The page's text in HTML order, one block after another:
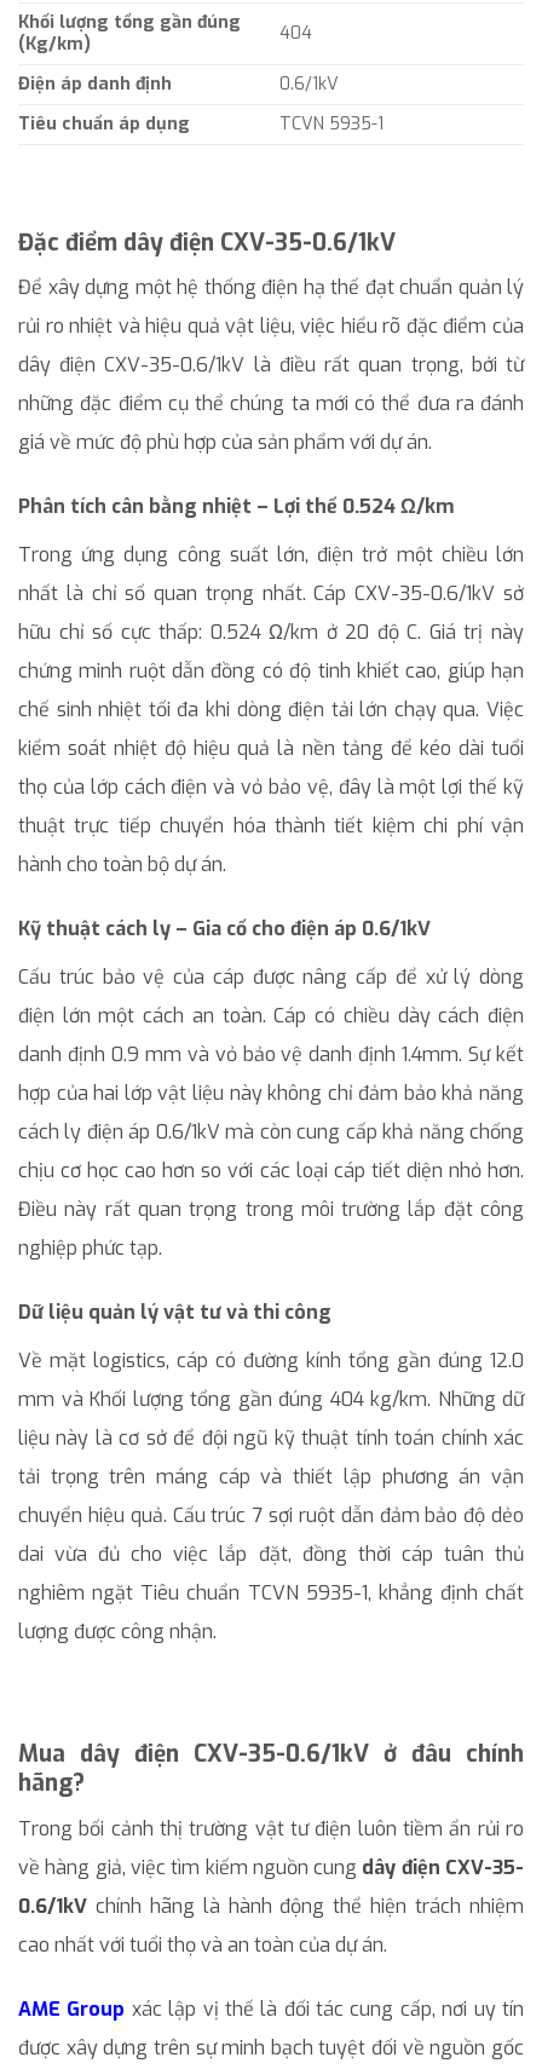
Khối lượng tổng gần đúng
(Kg/km)
404
Điện áp danh định
0.6/1kV
Tiêu chuẩn áp dụng
TCVN 5935-1
Đặc điểm dây điện CXV-35-0.6/1kV
Để xây dựng một hệ thống điện hạ thế đạt chuẩn quản lý
rủi ro nhiệt và hiệu quả vật liệu, việc hiểu rõ đặc điểm của
dây điện CXV-35-0.6/1kV là điều rất quan trọng, bởi từ
những đặc điểm cụ thể chúng ta mới có thể đưa ra đánh
giá về mức độ phù hợp của sản phẩm với dự án.
Phân tích cân bằng nhiệt – Lợi thế 0.524 Ω/km
Trong ứng dụng công suất lớn, điện trở một chiều lớn
nhất là chỉ số quan trọng nhất. Cáp CXV-35-0.6/1kV sở
hữu chỉ số cực thấp: 0.524 Ω/km ở 20 độ C. Giá trị này
chứng minh ruột dẫn đồng có độ tinh khiết cao, giúp hạn
chế sinh nhiệt tối đa khi dòng điện tải lớn chạy qua. Việc
kiểm soát nhiệt độ hiệu quả là nền tảng để kéo dài tuổi
thọ của lớp cách điện và vỏ bảo vệ, đây là một lợi thế kỹ
thuật trực tiếp chuyển hóa thành tiết kiệm chi phí vận
hành cho toàn bộ dự án.
Kỹ thuật cách ly – Gia cố cho điện áp 0.6/1kV
Cấu trúc bảo vệ của cáp được nâng cấp để xử lý dòng
điện lớn một cách an toàn. Cáp có chiều dày cách điện
danh định 0.9 mm và vỏ bảo vệ danh định 1.4mm. Sự kết
hợp của hai lớp vật liệu này không chỉ đảm bảo khả năng
cách ly điện áp 0.6/1kV mà còn cung cấp khả năng chống
chịu cơ học cao hơn so với các loại cáp tiết diện nhỏ hơn.
Điều này rất quan trọng trong môi trường lắp đặt công
nghiệp phức tạp.
Dữ liệu quản lý vật tư và thi công
Về mặt logistics, cáp có đường kính tổng gần đúng 12.0
mm và Khối lượng tổng gần đúng 404 kg/km. Những dữ
liệu này là cơ sở để đội ngũ kỹ thuật tính toán chính xác
tải trọng trên máng cáp và thiết lập phương án vận
chuyển hiệu quả. Cấu trúc 7 sợi ruột dẫn đảm bảo độ dẻo
dai vừa đủ cho việc lắp đặt, đồng thời cáp tuân thủ
nghiêm ngặt Tiêu chuẩn TCVN 5935-1, khẳng định chất
lượng được công nhận.
Mua dây điện CXV-35-0.6/1kV ở đâu chính
hãng?
Trong bối cảnh thị trường vật tư điện luôn tiềm ẩn rủi ro
về hàng giả, việc tìm kiếm nguồn cung dây điện CXV-35-
0.6/1kV chính hãng là hành động thể hiện trách nhiệm
cao nhất với tuổi thọ và an toàn của dự án.
AME Group xác lập vị thế là đối tác cung cấp, nơi uy tín
được xây dựng trên sự minh bạch tuyệt đối về nguồn gốc